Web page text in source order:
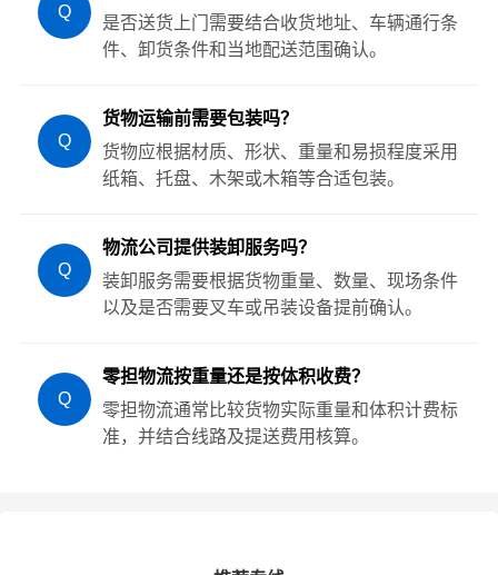
Q
是否送货上门需要结合收货地址、车辆通行条
件、卸货条件和当地配送范围确认。
Q
货物运输前需要包装吗？
货物应根据材质、形状、重量和易损程度采用
纸箱、托盘、木架或木箱等合适包装。
Q
物流公司提供装卸服务吗？
装卸服务需要根据货物重量、数量、现场条件
以及是否需要叉车或吊装设备提前确认。
Q
零担物流按重量还是按体积收费？
零担物流通常比较货物实际重量和体积计费标
准，并结合线路及提送费用核算。